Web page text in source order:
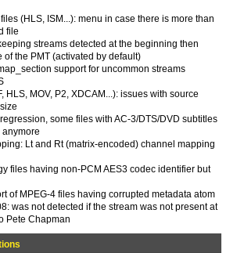
(HLS, ISM...): menu in case there is more than
file
streams detected at the beginning then
the PMT (activated by default)
support for uncommon streams
HLS, MOV, P2, XDCAM...): issues with source
some files with AC-3/DTS/DVD subtitles
Lt and Rt (matrix-encoded) channel mapping
files having non-PCM AES3 codec identifier but
of MPEG-4 files having corrupted metadata atom
was not detected if the stream was not present at
Pete Chapman